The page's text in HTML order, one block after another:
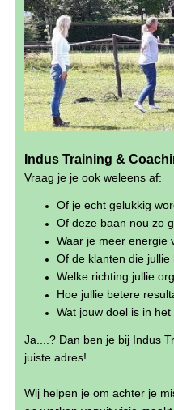
ndus Training &
Vraag je je ook weleens af:
Of je echt gelukkig
Of deze baan nou zo
Waar je meer energie
Of de klanten die
Welke richting jullie
Hoe jullie betere
Wat jouw doel is in het
Ja....? Dan ben je bij Indus
juiste adres!
Wij helpen je om achter je